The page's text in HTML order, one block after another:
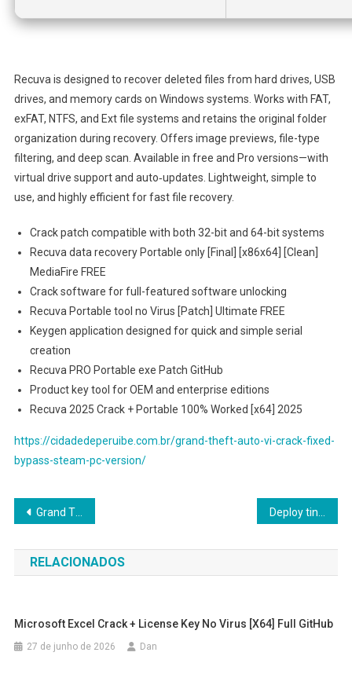
Recuva is designed to recover deleted files from hard drives, USB
drives, and memory cards on Windows systems. Works with FAT,
exFAT, NTFS, and Ext file systems and retains the original folder
organization during recovery. Offers image previews, file-type
filtering, and deep scan. Available in free and Pro versions—with
virtual drive support and auto‑updates. Lightweight, simple to
use, and highly efficient for fast file recovery.
Crack patch compatible with both 32-bit and 64-bit systems
Recuva data recovery Portable only [Final] [x86x64] [Clean]
MediaFire FREE
Crack software for full-featured software unlocking
Recuva Portable tool no Virus [Patch] Ultimate FREE
Keygen application designed for quick and simple serial
creation
Recuva PRO Portable exe Patch GitHub
Product key tool for OEM and enterprise editions
Recuva 2025 Crack + Portable 100% Worked [x64] 2025
https://cidadedeperuibe.com.br/grand-theft-auto-vi-crack-fixed-
bypass-steam-pc-version/
Navegação
de
Post
Grand Theft Auto VI Crack Fixed Bypass Steam PC Version
RELACIONADOS
Microsoft Excel Crack + License Key No Virus [x64] Full GitHub
27 de junho de 2026 Dan